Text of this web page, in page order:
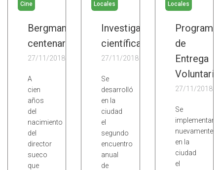
Cine
Bergman
centenario
27/11/2018
A
cien
años
del
nacimiento
del
director
sueco
que
Locales
Investigaciones
científicas
27/11/2018
Se
desarrolló
en la
ciudad
el
segundo
encuentro
anual
de
Locales
Programa
de
Entrega
Voluntaria
27/11/2018
Se
implementará
nuevamente
en la
ciudad
el